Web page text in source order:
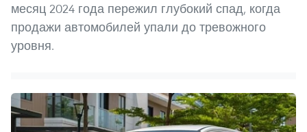
месяц 2024 года пережил глубокий спад, когда
продажи автомобилей упали до тревожного
уровня.